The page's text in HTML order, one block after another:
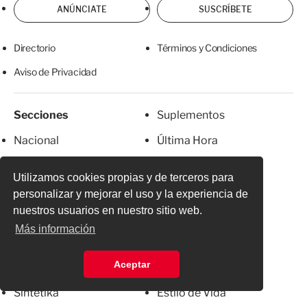
Utilizamos cookies propias y de terceros para
personalizar y mejorar el uso y la experiencia de
nuestros usuarios en nuestro sitio web.
Más información
Aceptar
ANÚNCIATE SUSCRÍBETE
Directorio Términos y Condiciones
Aviso de Privacidad
Secciones
Nacional
Finanzas
Ciudad de México
Sintetika
Suplementos
Última Hora
Redes sociales
Alcaldías
Estilo de Vida